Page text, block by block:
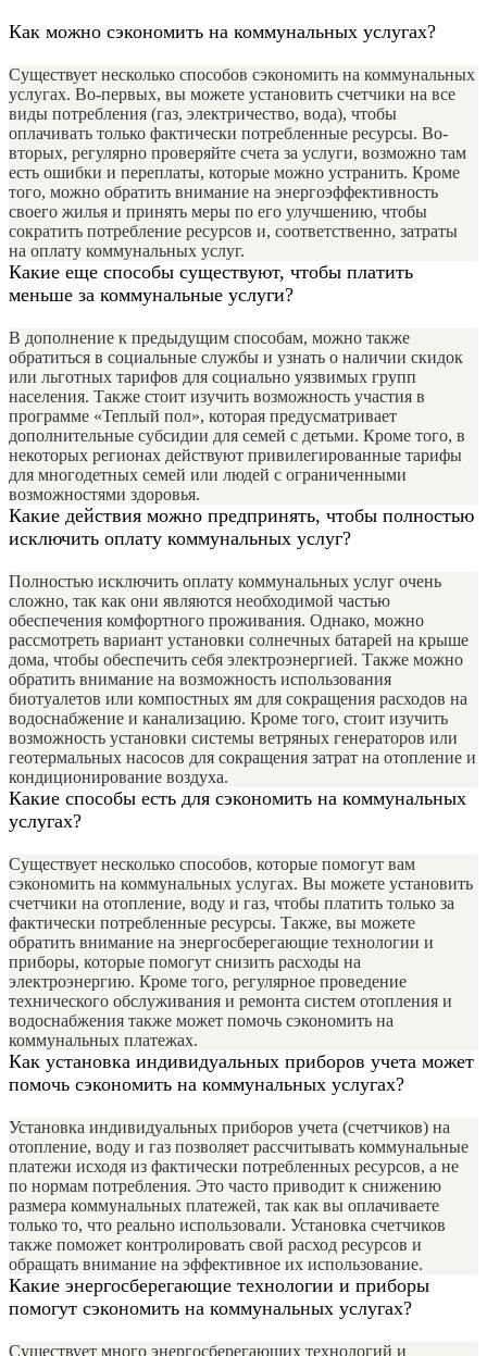
Как можно сэкономить на коммунальных услугах?
Существует несколько способов сэкономить на коммунальных
услугах. Во-первых, вы можете установить счетчики на все
виды потребления (газ, электричество, вода), чтобы
оплачивать только фактически потребленные ресурсы. Во-
вторых, регулярно проверяйте счета за услуги, возможно там
есть ошибки и переплаты, которые можно устранить. Кроме
того, можно обратить внимание на энергоэффективность
своего жилья и принять меры по его улучшению, чтобы
сократить потребление ресурсов и, соответственно, затраты
на оплату коммунальных услуг.
Какие еще способы существуют, чтобы платить
меньше за коммунальные услуги?
В дополнение к предыдущим способам, можно также
обратиться в социальные службы и узнать о наличии скидок
или льготных тарифов для социально уязвимых групп
населения. Также стоит изучить возможность участия в
программе «Теплый пол», которая предусматривает
дополнительные субсидии для семей с детьми. Кроме того, в
некоторых регионах действуют привилегированные тарифы
для многодетных семей или людей с ограниченными
возможностями здоровья.
Какие действия можно предпринять, чтобы полностью
исключить оплату коммунальных услуг?
Полностью исключить оплату коммунальных услуг очень
сложно, так как они являются необходимой частью
обеспечения комфортного проживания. Однако, можно
рассмотреть вариант установки солнечных батарей на крыше
дома, чтобы обеспечить себя электроэнергией. Также можно
обратить внимание на возможность использования
биотуалетов или компостных ям для сокращения расходов на
водоснабжение и канализацию. Кроме того, стоит изучить
возможность установки системы ветряных генераторов или
геотермальных насосов для сокращения затрат на отопление и
кондиционирование воздуха.
Какие способы есть для сэкономить на коммунальных
услугах?
Существует несколько способов, которые помогут вам
сэкономить на коммунальных услугах. Вы можете установить
счетчики на отопление, воду и газ, чтобы платить только за
фактически потребленные ресурсы. Также, вы можете
обратить внимание на энергосберегающие технологии и
приборы, которые помогут снизить расходы на
электроэнергию. Кроме того, регулярное проведение
технического обслуживания и ремонта систем отопления и
водоснабжения также может помочь сэкономить на
коммунальных платежах.
Как установка индивидуальных приборов учета может
помочь сэкономить на коммунальных услугах?
Установка индивидуальных приборов учета (счетчиков) на
отопление, воду и газ позволяет рассчитывать коммунальные
платежи исходя из фактически потребленных ресурсов, а не
по нормам потребления. Это часто приводит к снижению
размера коммунальных платежей, так как вы оплачиваете
только то, что реально использовали. Установка счетчиков
также поможет контролировать свой расход ресурсов и
обращать внимание на эффективное их использование.
Какие энергосберегающие технологии и приборы
помогут сэкономить на коммунальных услугах?
Существует много энергосберегающих технологий и